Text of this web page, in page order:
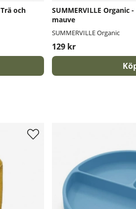
och
SUMMERVILLE Organic
mauve
SUMMERVILLE Organic
129 kr